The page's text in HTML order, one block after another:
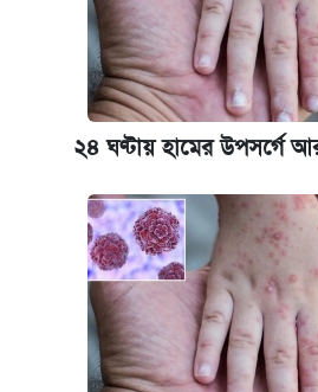
২৪ ঘণ্টায় হামের উপসর্গে